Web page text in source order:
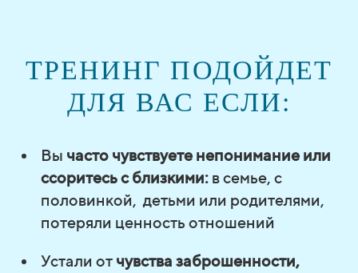
ТРЕНИНГ ПОДОЙДЕТ
ДЛЯ ВАС ЕСЛИ:
Вы часто чувствуете непонимание или
ссоритесь с близкими: в семье, с
половинкой, детьми или родителями,
потеряли ценность отношений
Устали от чувства заброшенности,